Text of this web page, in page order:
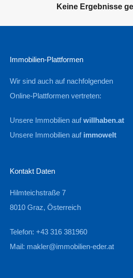
Keine Ergebnisse
Immobilien-Plattformen
Wir sind auch auf nachfolgenden
Online-Plattformen vertreten:
Unsere Immobilien aufwillhaben.at
Unsere Immobilien auf immowelt
Kontakt Daten
Hilmteichstraße 7
8010 Graz, Österreich
Telefon: +43 316 381960
Mail: makler@immobilien-eder.at